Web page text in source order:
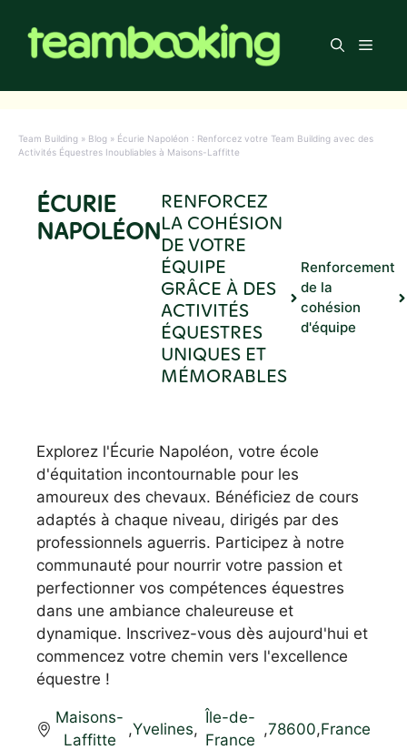
contenu
Menu
Team Building » Blog » Écurie Napoléon : Renforcez votre Team Building avec des
Activités Équestres Inoubliables à Maisons-Laffitte
ÉCURIE
NAPOLÉON
RENFORCEZ
LA COHÉSION
DE VOTRE
ÉQUIPE
GRÂCE À DES
ACTIVITÉS
ÉQUESTRES
UNIQUES ET
MÉMORABLES
Renforcement
de la
cohésion
d'équipe
Explorez l'Écurie Napoléon, votre école
d'équitation incontournable pour les
amoureux des chevaux. Bénéficiez de cours
adaptés à chaque niveau, dirigés par des
professionnels aguerris. Participez à notre
communauté pour nourrir votre passion et
perfectionner vos compétences équestres
dans une ambiance chaleureuse et
dynamique. Inscrivez-vous dès aujourd'hui et
commencez votre chemin vers l'excellence
équestre !
Maisons-
Laffitte
,Yvelines,
Île-de-
France
,78600,France